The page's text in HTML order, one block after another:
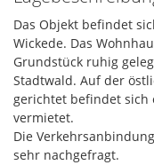
Das Objekt befindet
Wickede. Das
Grundstück ruhig
Stadtwald. Auf der
gerichtet befindet sich
vermietet.
Die
sehr nachgefragt.